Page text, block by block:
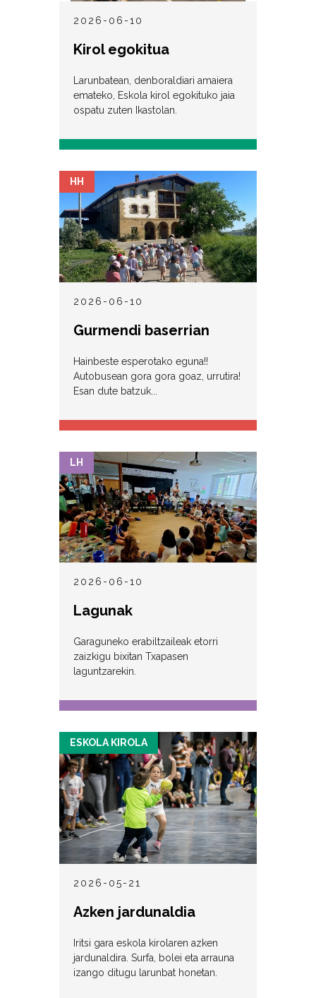
2026-06-10
Kirol egokitua
Larunbatean, denboraldiari amaiera
emateko, Eskola kirol egokituko jaia
ospatu zuten Ikastolan.
2026-06-10
HH
Gurmendi baserrian
Hainbeste esperotako eguna!!
Autobusean gora gora goaz, urrutira!
Esan dute batzuk...
2026-06-10
LH
Lagunak
Garaguneko erabiltzaileak etorri
zaizkigu bixitan Txapasen
laguntzarekin.
2026-05-21
ESKOLA KIROLA
Azken jardunaldia
Iritsi gara eskola kirolaren azken
jardunaldira. Surfa, bolei eta arrauna
izango ditugu larunbat honetan.